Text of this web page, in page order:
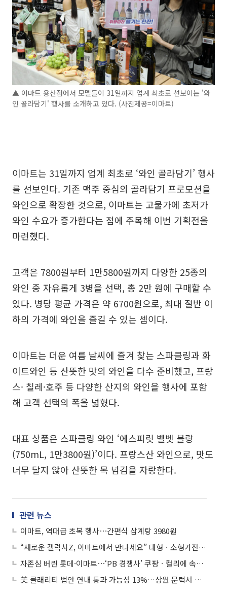
▲ 이마트 용산점에서 모델들이 31일까지 업계 최초로 선보이는 '와
인 골라담기' 행사를 소개하고 있다. (사진제공=이마트)
이마트는 31일까지 업계 최초로 ‘와인 골라담기’ 행사
를 선보인다. 기존 맥주 중심의 골라담기 프로모션을
와인으로 확장한 것으로, 이마트는 고물가에 초저가
와인 수요가 증가한다는 점에 주목해 이번 기획전을
마련했다.
고객은 7800원부터 1만5800원까지 다양한 25종의
와인 중 자유롭게 3병을 선택, 총 2만 원에 구매할 수
있다. 병당 평균 가격은 약 6700원으로, 최대 절반 이
하의 가격에 와인을 즐길 수 있는 셈이다.
이마트는 더운 여름 날씨에 즐겨 찾는 스파클링과 화
이트와인 등 산뜻한 맛의 와인을 다수 준비했고, 프랑
스· 칠레·호주 등 다양한 산지의 와인을 행사에 포함
해 고객 선택의 폭을 넓혔다.
대표 상품은 스파클링 와인 ‘에스피릿 벨벳 블랑
(750mL, 1만3800원)’이다. 프랑스산 와인으로, 맛도
너무 달지 않아 산뜻한 목 넘김을 자랑한다.
관련 뉴스
이마트, 역대급 초복 행사⋯간편식 삼계탕 3980원
“새로운 갤럭시Z, 이마트에서 만나세요” 대형ㆍ소형가전 할인 혜택
자존심 버린 롯데·이마트⋯‘PB 경쟁사’ 쿠팡ㆍ컬리에 속속 입점
美 클래리티 법안 연내 통과 가능성 13%…상원 문턱서 제동